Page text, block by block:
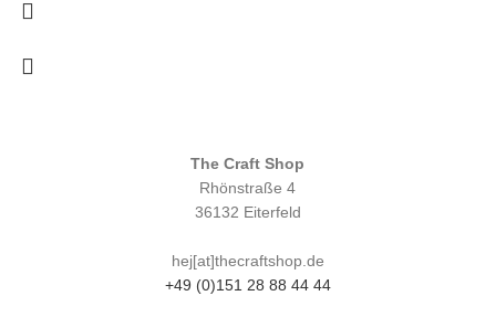
The Craft Shop
Rhönstraße 4
36132 Eiterfeld
hej[at]thecraftshop.de
+49 (0)151 28 88 44 44